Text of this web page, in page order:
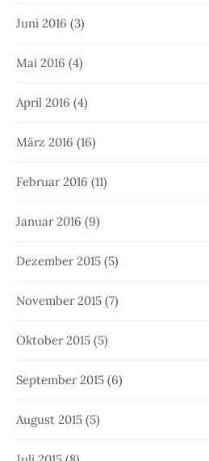
Juni 2016 (3)
Mai 2016 (4)
April 2016 (4)
März 2016 (16)
Februar 2016 (11)
Januar 2016 (9)
Dezember 2015 (5)
November 2015 (7)
Oktober 2015 (5)
September 2015 (6)
August 2015 (5)